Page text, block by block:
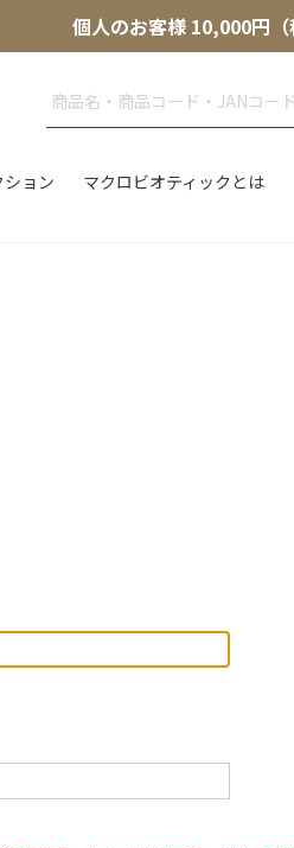
個人のお客様 10,000円（
ション マクロビオティックとは